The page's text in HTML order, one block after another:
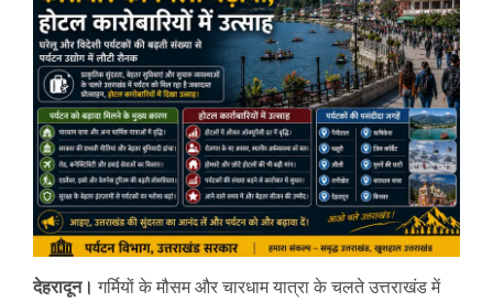
देहरादून। गर्मियों के मौसम और चारधाम यात्रा के चलते उत्तराखंड में